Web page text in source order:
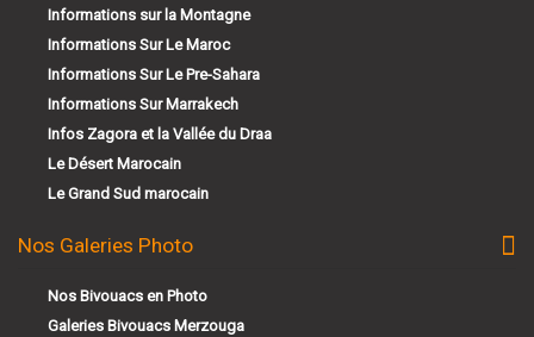
Informations sur la Montagne
Informations Sur Le Maroc
Informations Sur Le Pre-Sahara
Informations Sur Marrakech
Infos Zagora et la Vallée du Draa
Le Désert Marocain
Le Grand Sud marocain
Nos Galeries Photo
Nos Bivouacs en Photo
Galeries Bivouacs Merzouga